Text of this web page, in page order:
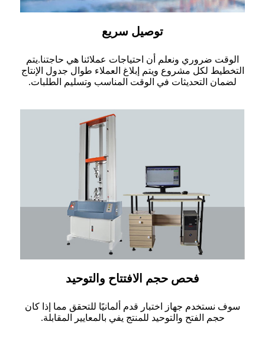
توصيل سريع
الوقت ضروري ونعلم أن احتياجات عملائنا هي حاجتنا.يتم
التخطيط لكل مشروع ويتم إبلاغ العملاء طوال جدول الإنتاج
لضمان التحديثات في الوقت المناسب وتسليم الطلبات.
فحص حجم الافتتاح والتوحيد
سوف نستخدم جهاز اختبار قدم ألمانيًا للتحقق مما إذا كان
حجم الفتح والتوحيد للمنتج يفي بالمعايير المقابلة.